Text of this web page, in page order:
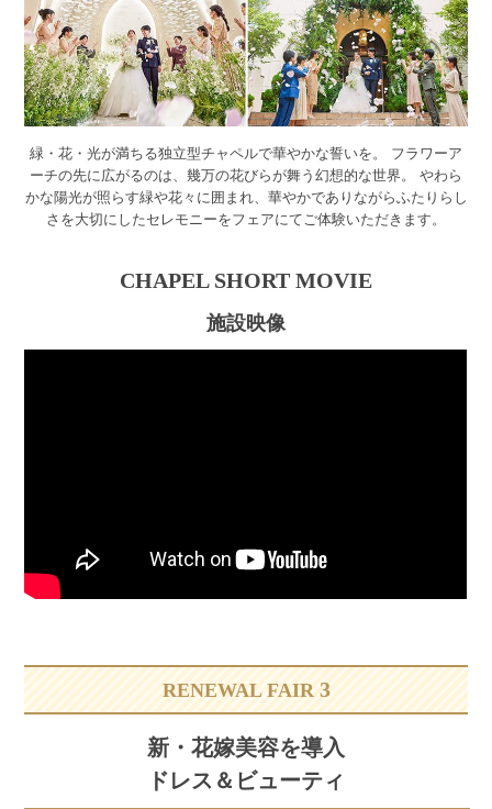
緑・花・光が満ちる独立型チャペルで華やかな誓いを。
フラワーア
ーチの先に広がるのは、幾万の花びらが舞う幻想的な世界。
やわら
かな陽光が照らす緑や花々に囲まれ、 華やかでありながらふたりらし
さを大切にしたセレモニーをフェアにてご体験いただきます。
CHAPEL SHORT MOVIE
施設映像
RENEWAL FAIR 3
新・花嫁美容を導入
ドレス＆ビューティ